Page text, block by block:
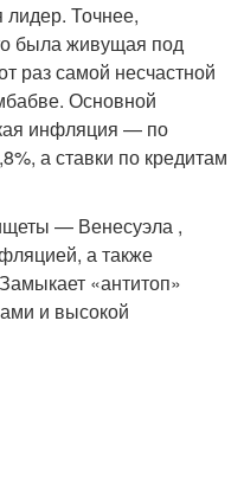
лидер. Точнее,
была живущая под
раз самой несчастной
Основной
инфляция — по
а ставки по кредитам
— Венесуэла ,
а также
«антитоп»
и высокой